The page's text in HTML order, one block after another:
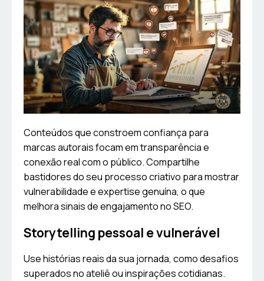
Conteúdos que constroem confiança para
marcas autorais focam em transparência e
conexão real com o público. Compartilhe
bastidores do seu processo criativo para mostrar
vulnerabilidade e expertise genuína, o que
melhora sinais de engajamento no SEO.
Storytelling pessoal e vulnerável
Use histórias reais da sua jornada, como desafios
superados no ateliê ou inspirações cotidianas.